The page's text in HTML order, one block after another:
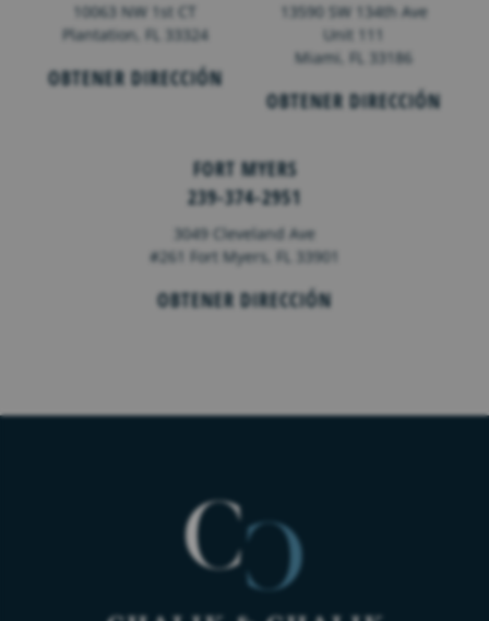
10063 NW 1st CT
Plantation, FL 33324
OBTENER DIRECCIÓN
13590 SW 134th Ave
Unit 111
Miami, FL 33186
OBTENER DIRECCIÓN
FORT MYERS
239-374-2951
3049 Cleveland Ave
#261 Fort Myers, FL 33901
OBTENER DIRECCIÓN